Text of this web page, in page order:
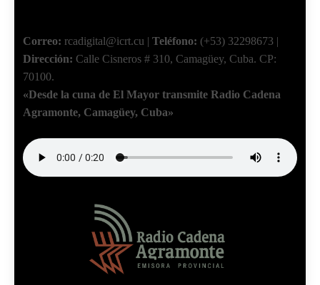
Correo: rcadigital@icrt.cu | Teléfono: (+53) 32298673 |
Dirección: Calle Cisneros # 310, Camagüey, Cuba. CP:
70100.
«Desde la cuna de El Mayor transmite Radio Cadena
Agramonte, Camagüey, Cuba»